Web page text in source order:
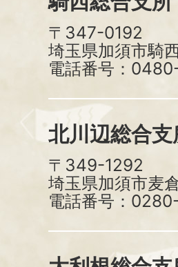
〒347-0192
埼玉県加須市騎
電話番号：0480-
北川辺総合支
〒349-1292
埼玉県加須市麦
電話番号：